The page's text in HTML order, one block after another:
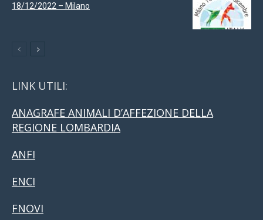
18/12/2022 – Milano
LINK UTILI:
ANAGRAFE ANIMALI D’AFFEZIONE DELLA
REGIONE LOMBARDIA
ANFI
ENCI
FNOVI